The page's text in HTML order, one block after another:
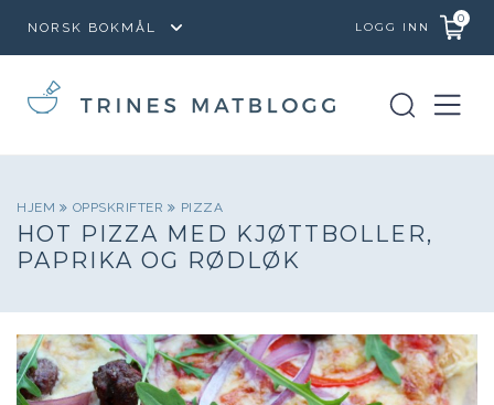
LOGG INN
0
HJEM OPPSKRIFTER PIZZA
HOT PIZZA MED KJØTTBOLLER,
PAPRIKA OG RØDLØK